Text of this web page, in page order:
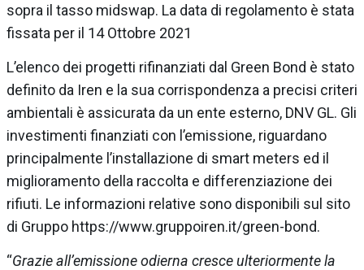
sopra il tasso midswap. La data di regolamento è stata
fissata per il 14 Ottobre 2021
L’elenco dei progetti rifinanziati dal Green Bond è stato
definito da Iren e la sua corrispondenza a precisi criteri
ambientali è assicurata da un ente esterno, DNV GL. Gli
investimenti finanziati con l’emissione, riguardano
principalmente l’installazione di smart meters ed il
miglioramento della raccolta e differenziazione dei
rifiuti. Le informazioni relative sono disponibili sul sito
di Gruppo https://www.gruppoiren.it/green-bond.
“Grazie all’emissione odierna cresce ulteriormente la